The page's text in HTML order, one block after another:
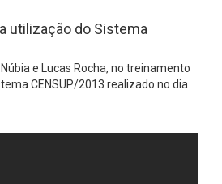
utilização do Sistema
e Lucas Rocha, no treinamento
CENSUP/2013 realizado no dia